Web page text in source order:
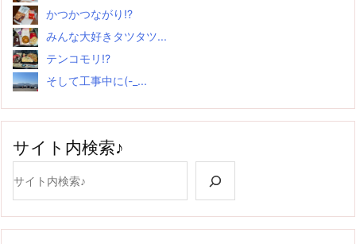
かつかつながり!?
みんな大好きタツタツ...
テンコモリ!?
そして工事中に(-_...
サイト内検索♪